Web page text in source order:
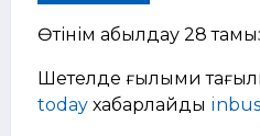
Өтінім қабылдау 28
Шетелде ғылыми
today хабарлайды